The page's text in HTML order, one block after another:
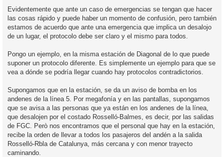
d
a
Evidentemente que ante un caso de emergencias se tengan que hacer
las cosas rápido y puede haber un momento de confusión, pero también
estamos de acuerdo que ante una emergencia que implica un desalojo
de un lugar, el protocolo debe ser claro y el mismo para todos.
Pongo un ejemplo, en la misma estación de Diagonal de lo que puede
suponer un protocolo diferente. Es simplemente un ejemplo para que se
vea a dónde se podría llegar cuando hay protocolos contradictorios.
Supongamos que en la estación, se da un aviso de bomba en los
andenes de la línea 5. Por megafonía y en las pantallas, supongamos
que se avisa a las personas que ya están en los andenes de la línea,
que desalojen por el costado Rosselló-Balmes, es decir, por las salidas
de FGC. Però nos encontramos que el personal que hay en la estación,
recibe la orden de llevar a todos los pasajeros del andén a la salida
Rosselló-Rbla de Catalunya, más cercana y con menor trayecto
caminando.